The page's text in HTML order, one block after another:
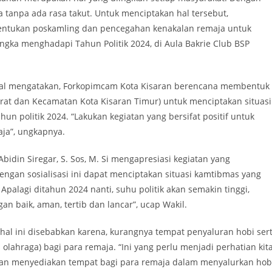
tanpa ada rasa takut. Untuk menciptakan hal tersebut,
poskamling dan pencegahan kenakalan remaja untuk
menghadapi Tahun Politik 2024, di Aula Bakrie Club BSP
mengatakan, Forkopimcam Kota Kisaran berencana membentuk
dan Kecamatan Kota Kisaran Timur) untuk menciptakan situasi
politik 2024. “Lakukan kegiatan yang bersifat positif untuk
ungkapnya.
Siregar, S. Sos, M. Si mengapresiasi kegiatan yang
sosialisasi ini dapat menciptakan situasi kamtibmas yang
ditahun 2024 nanti, suhu politik akan semakin tinggi,
baik, aman, tertib dan lancar”, ucap Wakil.
ini disebabkan karena, kurangnya tempat penyaluran hobi
bagi para remaja. “Ini yang perlu menjadi perhatian kita
menyediakan tempat bagi para remaja dalam menyalurkan